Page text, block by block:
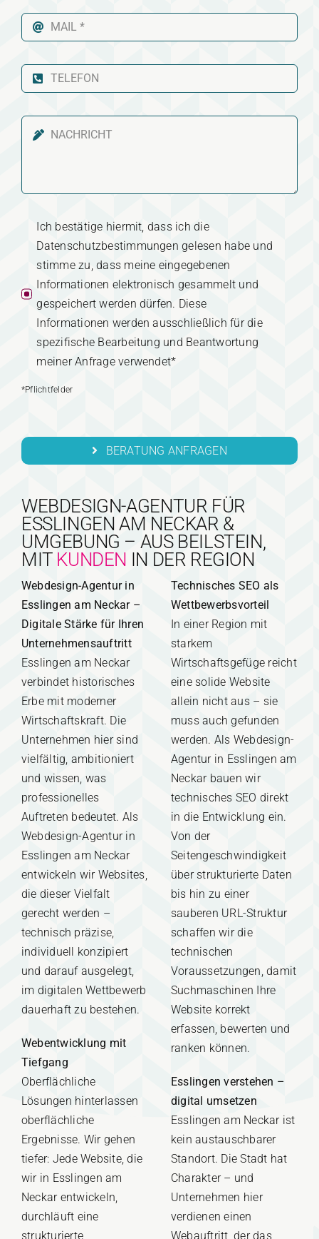
Ich bestätige hiermit, dass ich die
Datenschutzbestimmungen gelesen habe und
stimme zu, dass meine eingegebenen
Informationen elektronisch gesammelt und
gespeichert werden dürfen. Diese
Informationen werden ausschließlich für die
spezifische Bearbeitung und Beantwortung
meiner Anfrage verwendet*
*Pflichtfelder
BERATUNG ANFRAGEN
WEBDESIGN-AGENTUR FÜR
ESSLINGEN AM NECKAR &
UMGEBUNG – AUS BEILSTEIN,
MIT KUNDEN IN DER REGION
Webdesign-Agentur in
Esslingen am Neckar –
Digitale Stärke für Ihren
Unternehmensauftritt
Esslingen am Neckar
verbindet historisches
Erbe mit moderner
Wirtschaftskraft. Die
Unternehmen hier sind
vielfältig, ambitioniert
und wissen, was
professionelles
Auftreten bedeutet. Als
Webdesign-Agentur in
Esslingen am Neckar
entwickeln wir Websites,
die dieser Vielfalt
gerecht werden –
technisch präzise,
individuell konzipiert
und darauf ausgelegt,
im digitalen Wettbewerb
dauerhaft zu bestehen.
Webentwicklung mit
Tiefgang
Oberflächliche
Lösungen hinterlassen
oberflächliche
Ergebnisse. Wir gehen
tiefer: Jede Website, die
wir in Esslingen am
Neckar entwickeln,
durchläuft eine
strukturierte
Technisches SEO als
Wettbewerbsvorteil
In einer Region mit
starkem
Wirtschaftsgefüge reicht
eine solide Website
allein nicht aus – sie
muss auch gefunden
werden. Als Webdesign-
Agentur in Esslingen am
Neckar bauen wir
technisches SEO direkt
in die Entwicklung ein.
Von der
Seitengeschwindigkeit
über strukturierte Daten
bis hin zu einer
sauberen URL-Struktur
schaffen wir die
technischen
Voraussetzungen, damit
Suchmaschinen Ihre
Website korrekt
erfassen, bewerten und
ranken können.
Esslingen verstehen –
digital umsetzen
Esslingen am Neckar ist
kein austauschbarer
Standort. Die Stadt hat
Charakter – und
Unternehmen hier
verdienen einen
Webauftritt, der das